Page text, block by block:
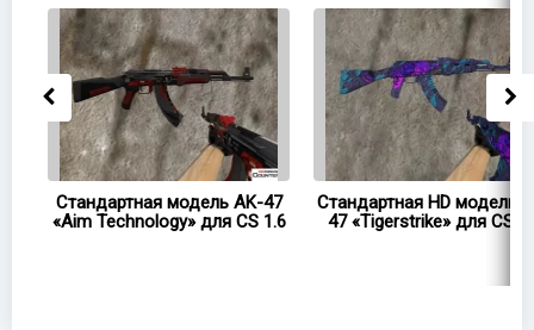
Стандартная модель AK-47
«Aim Technology» для CS 1.6
Стандартная HD модель
47 «Tigerstrike» для CS